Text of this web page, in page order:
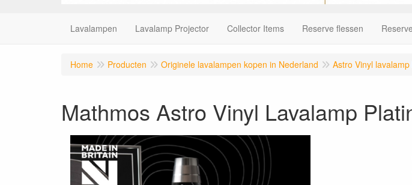
Lavalampen Lavalamp Projector Collector Items Reserve flessen
Home Producten Originele lavalampen kopen in Nederland Astro Vinyl lavalamp
Mathmos Astro Vinyl Lavalamp